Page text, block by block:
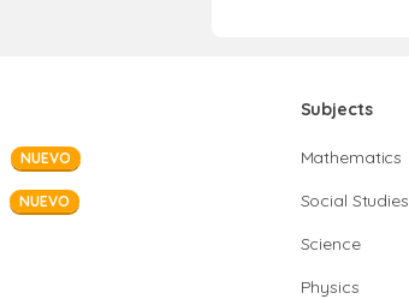
NUEVO
NUEVO
Subjects
Mathematics
Social Studies
Science
Physics